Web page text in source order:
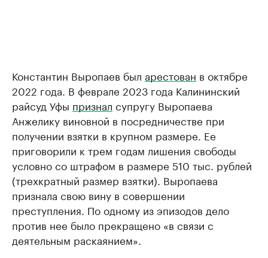
Константин Выропаев был арестован в октябре
2022 года. В феврале 2023 года Калининский
райсуд Уфы признал супругу Выропаева
Анжелику виновной в посредничестве при
получении взятки в крупном размере. Ее
приговорили к трем годам лишения свободы
условно со штрафом в размере 510 тыс. рублей
(трехкратный размер взятки). Выропаева
признала свою вину в совершении
преступления. По одному из эпизодов дело
против нее было прекращено «в связи с
деятельным раскаянием».